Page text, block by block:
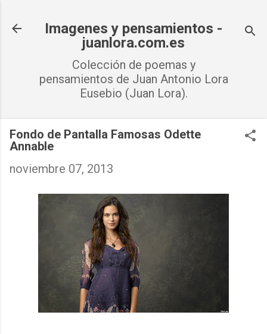
Imagenes y pensamientos -
juanlora.com.es
Colección de poemas y
pensamientos de Juan Antonio Lora
Eusebio (Juan Lora).
Fondo de Pantalla Famosas Odette
Annable
noviembre 07, 2013